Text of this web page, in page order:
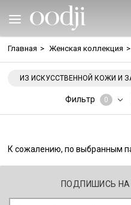
Главная > Женская коллекция >
ИЗ ИСКУССТВЕННОЙ КОЖИ И
Фильтр 0
К сожалению, по выбранным
ПОДПИШИСЬ